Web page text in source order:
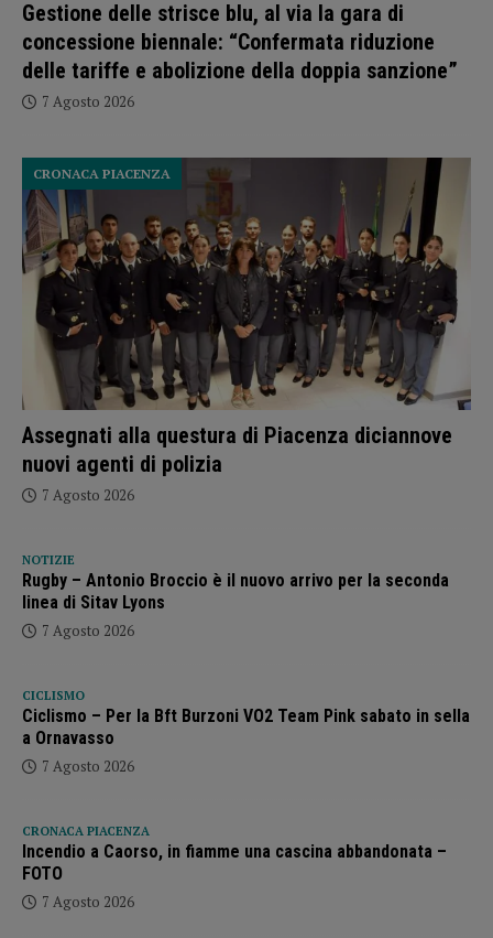
Gestione delle strisce blu, al via la gara di
concessione biennale: “Confermata riduzione
delle tariffe e abolizione della doppia sanzione”
7 Agosto 2026
Assegnati alla questura di Piacenza diciannove
nuovi agenti di polizia
CRONACA PIACENZA
7 Agosto 2026
NOTIZIE
Rugby – Antonio Broccio è il nuovo arrivo per la seconda
linea di Sitav Lyons
7 Agosto 2026
CICLISMO
Ciclismo – Per la Bft Burzoni VO2 Team Pink sabato in sella
a Ornavasso
7 Agosto 2026
CRONACA PIACENZA
Incendio a Caorso, in fiamme una cascina abbandonata –
FOTO
7 Agosto 2026